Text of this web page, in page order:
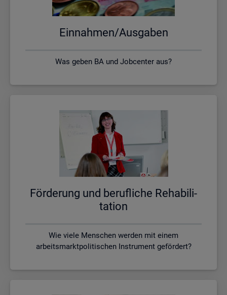
Ein­nah­men/Aus­ga­ben
Was geben BA und Jobcenter aus?
För­de­rung und be­ruf­li­che Re­ha­bi­li­
ta­ti­on
Wie viele Menschen werden mit einem
arbeitsmarktpolitischen Instrument gefördert?